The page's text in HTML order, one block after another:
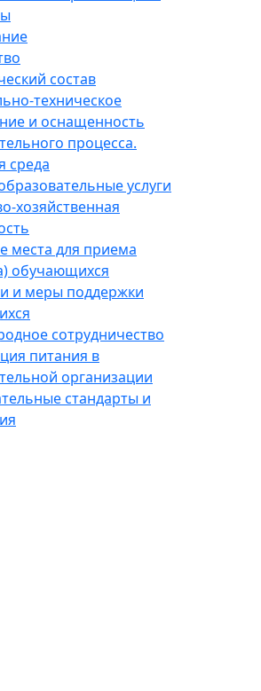
состав
техническое
и оснащенность
процесса.
среда
услуги
хозяйственная
места для приема
обучающихся
и меры поддержки
сотрудничество
питания в
организации
стандарты и